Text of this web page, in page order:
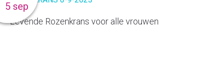
Levende Rozenkrans voor alle vrouwen
5 sep